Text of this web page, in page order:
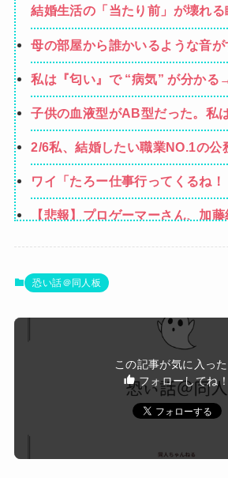
結婚生活の「当たり前」が壊れる
母の部屋から誰かいるような音が
私は『匂い』で “病気” が分かる
嫁の子供から「ガンの匂い」が
経由で「ガンではないか」と伝
縁、その結果・・・
子供の血液型がAB型だった。私
るからA型で合ってるし…旦那(O
べてみよう」→ 結果・・・
2/6私、結婚したい職業NO.1の公
ど、嫁が子供連れて家出した。
かないけど強いてあげるとすれ
れない。嫁のせいでアトピー悪
ワイ「たろー仕事行ってくるね
「…？（ぷい」
【悲報】プロゲーマーさん、加
【画像】山ガールさん、山でラ
【画像】漫画家・桂正和、最新の
「実写かと思いました」
【画像】咲-saki-作者、ようやく
【画像】井口裕香(36)、タンクト
そうなくらいデカイｗｗｗｗｗｗ
Powered by livedoor 相互RSS
恐い話＠同人板
この記事が気に入っ
フォローしてね！